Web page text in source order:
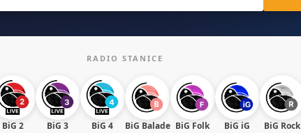
RADIO STANICE
BiG 2 BiG 3 BiG 4 BiG Balade BiG Folk BiG iG BiG Rock